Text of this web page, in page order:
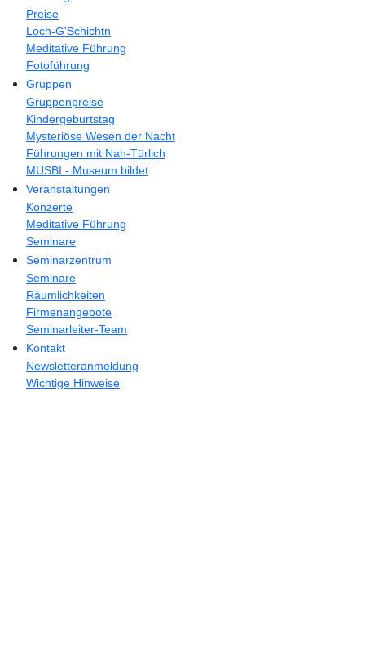
Preise
Loch-G'Schichtn
Meditative Führung
Fotoführung
Gruppen
Gruppenpreise
Kindergeburtstag
Mysteriöse Wesen der Nacht
Führungen mit Nah-Türlich
MUSBI - Museum bildet
Veranstaltungen
Konzerte
Meditative Führung
Seminare
Seminarzentrum
Seminare
Räumlichkeiten
Firmenangebote
Seminarleiter-Team
Kontakt
Newsletteranmeldung
Wichtige Hinweise